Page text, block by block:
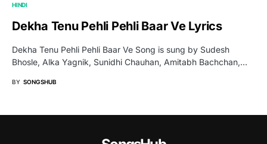
HINDI
Dekha Tenu Pehli Pehli Baar Ve Lyrics
Dekha Tenu Pehli Pehli Baar Ve Song is sung by Sudesh
Bhosle, Alka Yagnik, Sunidhi Chauhan, Amitabh Bachchan,…
BY SONGSHUB